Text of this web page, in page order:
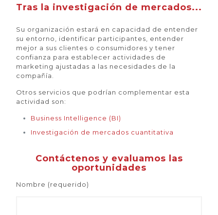
Tras la investigación de mercados...
Su organización estará en capacidad de entender
su entorno, identificar participantes, entender
mejor a sus clientes o consumidores y tener
confianza para establecer actividades de
marketing ajustadas a las necesidades de la
compañía.
Otros servicios que podrían complementar esta
actividad son:
Business Intelligence (BI)
Investigación de mercados cuantitativa
Contáctenos y evaluamos las
oportunidades
Nombre (requerido)